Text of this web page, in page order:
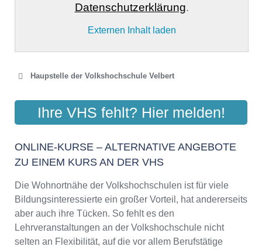
Datenschutzerklärung.
Externen Inhalt laden
Haupstelle der Volkshochschule Velbert
VHS-ZWECKVERBAND
VELBERT - HEILIGENHAUS
Aktualisiert: August 2021
Ihre VHS fehlt? Hier melden!
ONLINE-KURSE – ALTERNATIVE ANGEBOTE
ZU EINEM KURS AN DER VHS
Die Wohnortnähe der Volkshochschulen ist für viele
Bildungsinteressierte ein großer Vorteil, hat andererseits
aber auch ihre Tücken. So fehlt es den
Lehrveranstaltungen an der Volkshochschule nicht
selten an Flexibilität, auf die vor allem Berufstätige